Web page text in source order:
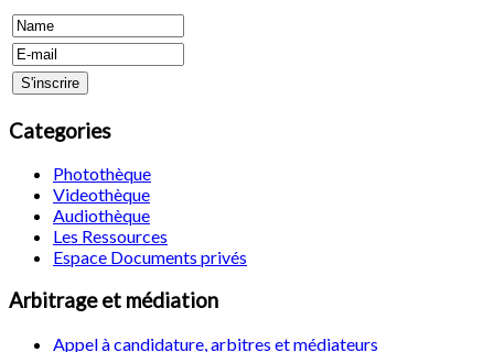
Categories
Photothèque
Videothèque
Audiothèque
Les Ressources
Espace Documents privés
Arbitrage et médiation
Appel à candidature, arbitres et médiateurs